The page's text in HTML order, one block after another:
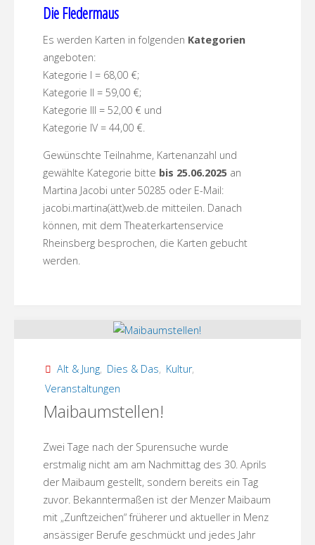
Die Fledermaus
Es werden Karten in folgenden Kategorien
angeboten:
Kategorie I = 68,00 €;
Kategorie II = 59,00 €;
Kategorie III = 52,00 € und
Kategorie IV = 44,00 €.
Gewünschte Teilnahme, Kartenanzahl und
gewählte Kategorie bitte bis 25.06.2025an
Martina Jacobi unter 50285 oder E-Mail:
jacobi.martina(ätt)web.de mitteilen. Danach
können, mit dem Theaterkartenservice
Rheinsberg besprochen, die Karten gebucht
werden.
Alt & Jung, Dies & Das, Kultur,
Veranstaltungen
Maibaumstellen!
Zwei Tage nach der Spurensuche wurde
erstmalig nicht am am Nachmittag des 30. Aprils
der Maibaum gestellt, sondern bereits ein Tag
zuvor. Bekanntermaßen ist der Menzer Maibaum
mit „Zunftzeichen“ früherer und aktueller in Menz
ansässiger Berufe geschmückt und jedes Jahr